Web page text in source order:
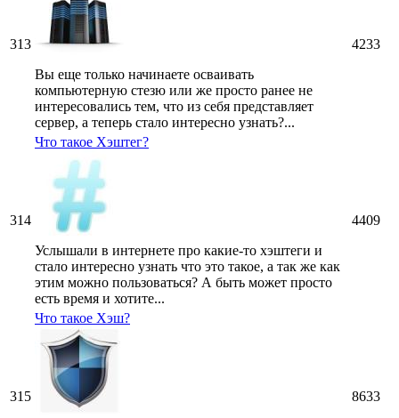
313
Вы еще только начинаете осваивать
компьютерную стезю или же просто ранее не
интересовались тем, что из себя представляет
сервер, а теперь стало интересно узнать?...
4233
314
Что такое Хэштег?
Услышали в интернете про какие-то хэштеги и
стало интересно узнать что это такое, а так же как
этим можно пользоваться? А быть может просто
есть время и хотите...
4409
315
Что такое Хэш?
8633